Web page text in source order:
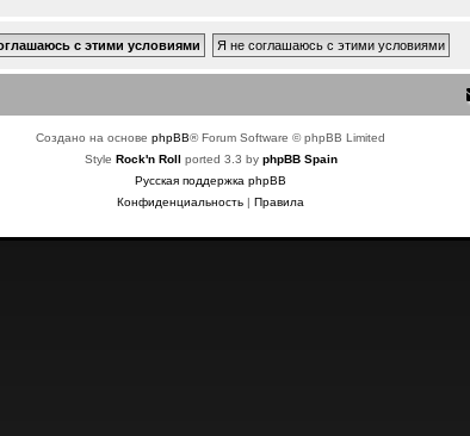
Создано на основеphpBB® Forum Software © phpBB Limited
Style Rock'n Roll ported 3.3 by phpBB Spain
Русская поддержка phpBB
Конфиденциальность |Правила